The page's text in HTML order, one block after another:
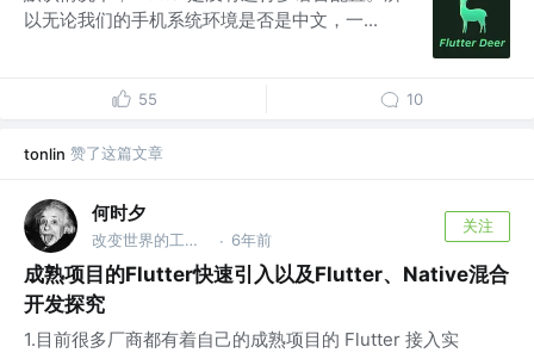
以无论我们的手机系统环境是否是中文，一...
55 10
tonlin 赞了这篇文章
何时夕
改变世界的工程师 @有意思有限公司 · 6年前
关注
成熟项目的Flutter快速引入以及Flutter、Native混合
开发探究
1.目前很多厂商都有着自己的成熟项目的 Flutter 接入实